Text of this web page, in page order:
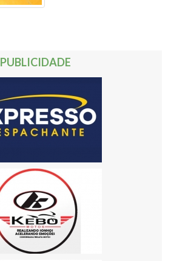
PUBLICIDADE